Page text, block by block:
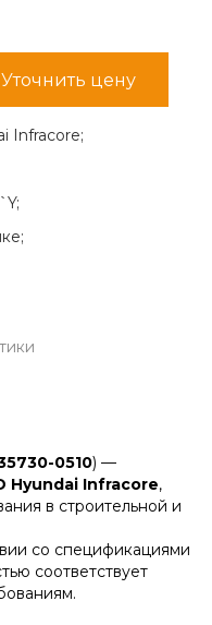
Уточнить цену
Infracore;
0510) —
Hyundai Infracore,
в строительной и
со спецификациями
соответствует